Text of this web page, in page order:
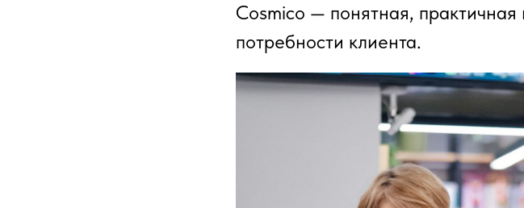
Cosmico — понятная,
потребности клиента.